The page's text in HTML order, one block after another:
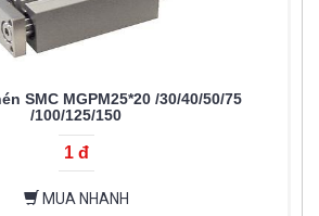
SMC MGPM25*20 /30/40/50/75
/100/125/150
1 đ
MUA NHANH